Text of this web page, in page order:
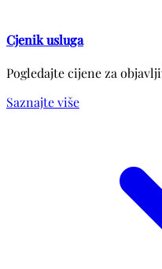
Cjenik usluga
Pogledajte cijene za
Saznajte više